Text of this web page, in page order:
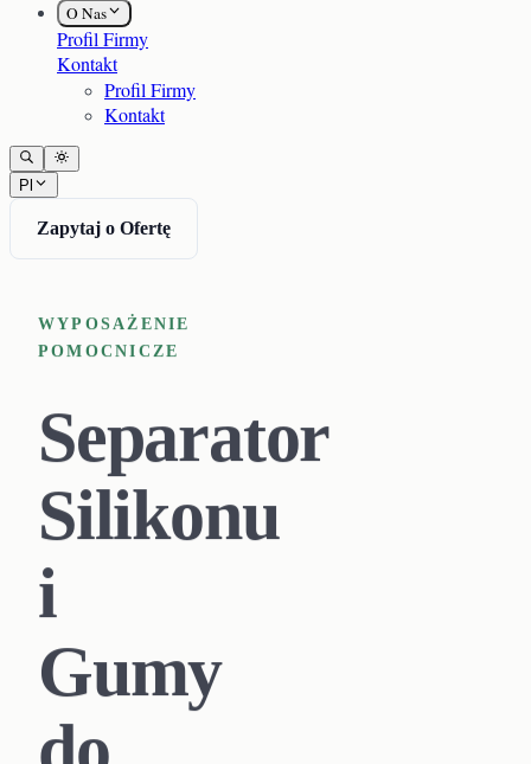
O Nas
Profil Firmy
Kontakt
Profil Firmy
Kontakt
Pl
Zapytaj o Ofertę
WYPOSAŻENIE
POMOCNICZE
Separator
Silikonu
i
Gumy